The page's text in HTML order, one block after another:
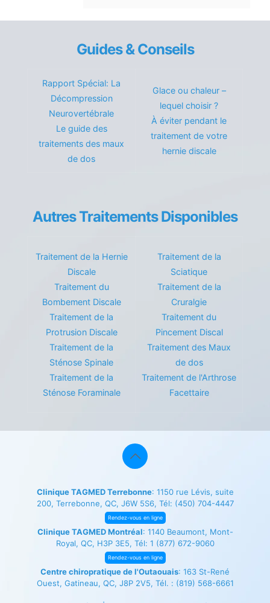
Guides & Conseils
Rapport Spécial: La
Décompression
Neurovertébrale
Le guide des
traitements des maux
de dos
Glace ou chaleur –
lequel choisir ?
À éviter pendant le
traitement de votre
hernie discale
Autres Traitements Disponibles
Traitement de la Hernie
Discale
Traitement du
Bombement Discale
Traitement de la
Protrusion Discale
Traitement de la
Sténose Spinale
Traitement de la
Sténose Foraminale
Traitement de la
Sciatique
Traitement de la
Cruralgie
Traitement du
Pincement Discal
Traitement des Maux
de dos
Traitement de l'Arthrose
Facettaire
Clinique TAGMED Terrebonne: 1150 rue Lévis, suite
200, Terrebonne, QC, J6W 5S6, Tél: (450) 704-4447
Rendez-vous en ligne
Clinique TAGMED Montréal: 1140 Beaumont, Mont-
Royal, QC, H3P 3E5, Tél: 1 (877) 672-9060
Rendez-vous en ligne
Centre chiropratique de l'Outaouais: 163 St-René
Ouest, Gatineau, QC, J8P 2V5, Tél. : (819) 568-6661